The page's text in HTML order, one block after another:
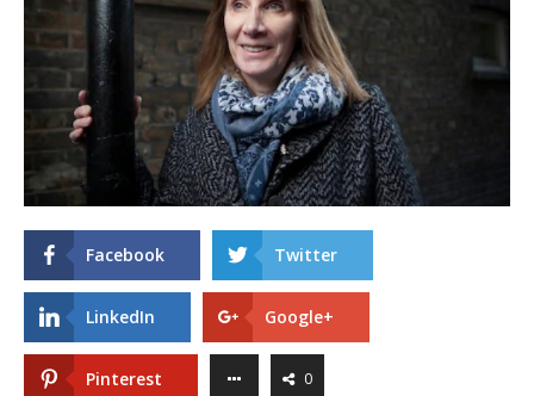
Facebook Twitter
LinkedIn Google+
Pinterest 0